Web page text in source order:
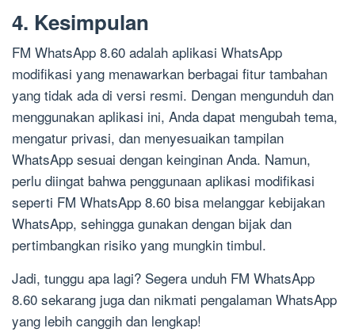
4. Kesimpulan
FM WhatsApp 8.60 adalah aplikasi WhatsApp
modifikasi yang menawarkan berbagai fitur tambahan
yang tidak ada di versi resmi. Dengan mengunduh dan
menggunakan aplikasi ini, Anda dapat mengubah tema,
mengatur privasi, dan menyesuaikan tampilan
WhatsApp sesuai dengan keinginan Anda. Namun,
perlu diingat bahwa penggunaan aplikasi modifikasi
seperti FM WhatsApp 8.60 bisa melanggar kebijakan
WhatsApp, sehingga gunakan dengan bijak dan
pertimbangkan risiko yang mungkin timbul.
Jadi, tunggu apa lagi? Segera unduh FM WhatsApp
8.60 sekarang juga dan nikmati pengalaman WhatsApp
yang lebih canggih dan lengkap!